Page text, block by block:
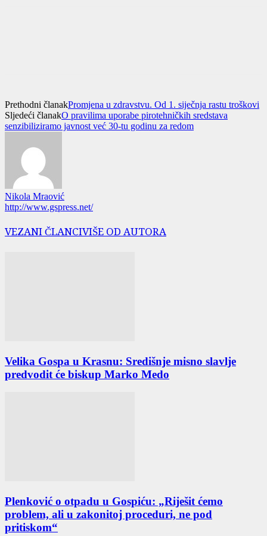
Prethodni članakPromjena u zdravstvu. Od 1. siječnja rastu troškovi
Sljedeći članakO pravilima uporabe pirotehničkih sredstava
senzibiliziramo javnost već 30-tu godinu za redom
Nikola Mraović
http://www.gspress.net/
VEZANI ČLANCIVIŠE OD AUTORA
Velika Gospa u Krasnu: Središnje misno slavlje
predvodit će biskup Marko Medo
Plenković o otpadu u Gospiću: „Riješit ćemo
problem, ali u zakonitoj proceduri, ne pod
pritiskom“